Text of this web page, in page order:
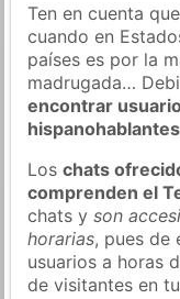
Ten en cuenta
cuando en
países es por la
madrugada…
encontrar
Loschats
comprenden el
chats yson
horarias, pues de
usuarios a horas
de visitantes en